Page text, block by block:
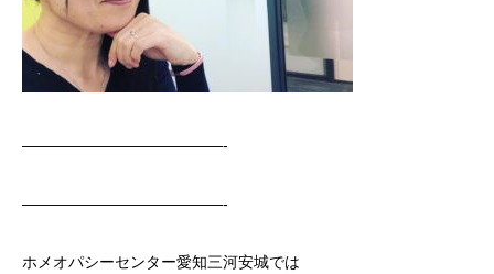
—————————————-
—————————————-
ホメオパシーセンター愛知三河安城では